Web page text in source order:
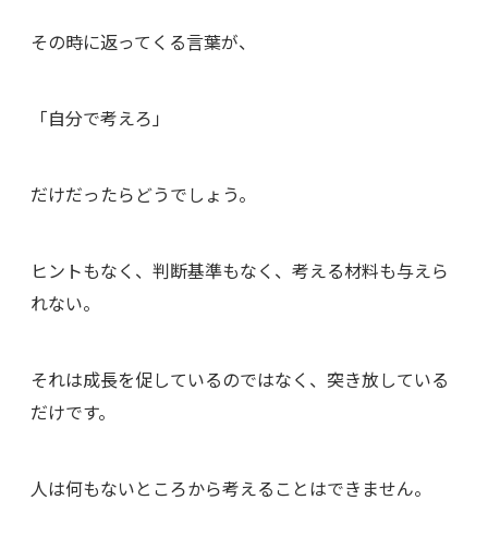
その時に返ってくる言葉が、
「自分で考えろ」
だけだったらどうでしょう。
ヒントもなく、判断基準もなく、考える材料も与えら
れない。
それは成長を促しているのではなく、突き放している
だけです。
人は何もないところから考えることはできません。